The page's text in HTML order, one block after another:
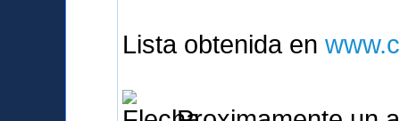
Lista obtenida en